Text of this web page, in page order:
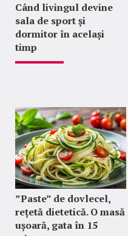
Când livingul devine
sala de sport și
dormitor în același
timp
”Paste” de dovlecel,
rețetă dietetică. O masă
ușoară, gata în 15